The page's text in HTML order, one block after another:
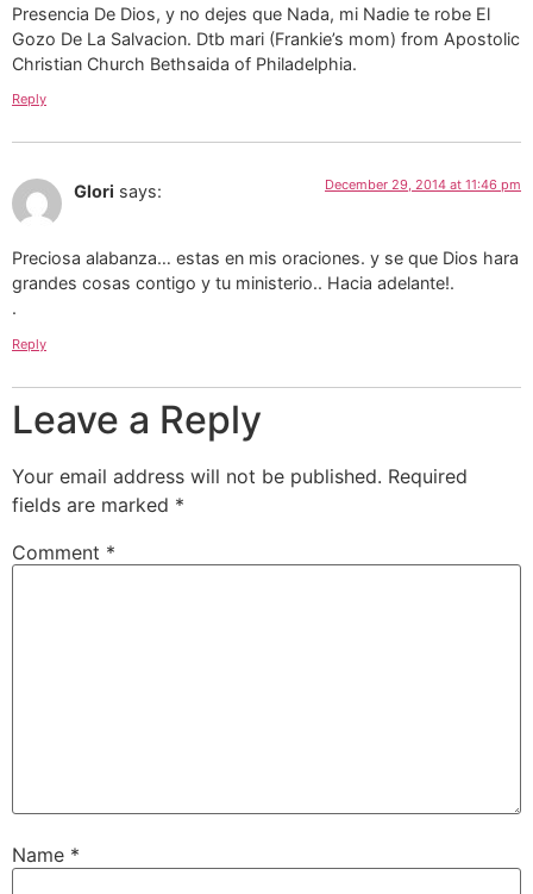
Presencia De Dios, y no dejes que Nada, mi Nadie te robe El
Gozo De La Salvacion. Dtb mari (Frankie’s mom) from Apostolic
Christian Church Bethsaida of Philadelphia.
Reply
Glori says: December 29, 2014 at 11:46 pm
Preciosa alabanza… estas en mis oraciones. y se que Dios hara
grandes cosas contigo y tu ministerio.. Hacia adelante!.
.
Reply
Leave a Reply
Your email address will not be published. Required
fields are marked *
Comment *
Name *